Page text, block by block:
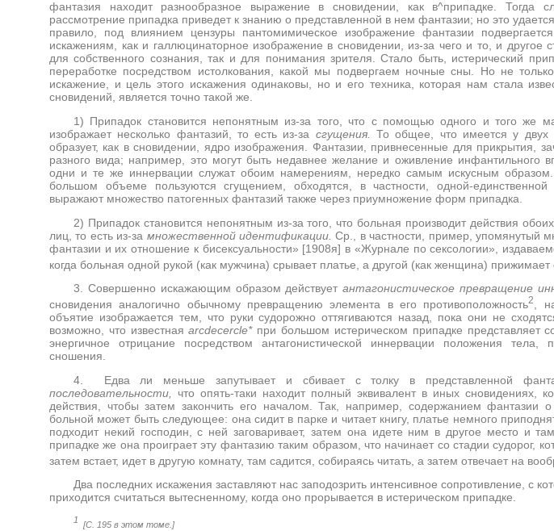
фантазия находит разнообразное выражение в сновидении, как в^припадке. Тогда
рассмотрение припадка приведет к знанию о представленной в нем фантазии; но это
правило, под влиянием цензуры пантомимическое изображение фантазии
искажениям, как и галлюцинаторное изображение в сновидении, из-за чего и то, и другое
для собственного сознания, так и для понимания зрителя. Стало быть, истерический
переработке посредством истолкования, какой мы подвергаем ночные сны. Но не
искажение, и цель этого искажения одинаковы, но и его техника, которая нам стала
сновидений, является точно такой же.
1) Припадок становится непонятным из-за того, что с помощью одного и того же
изображает несколько фантазий, то есть из-за сгущения.То общее, что имеется у двух
образует, как в сновидении, ядро изображения. Фантазии, привнесенные для прикрытия,
разного вида; например, это могут быть недавнее желание и оживление инфантильного
одни и те же иннервации служат обоим намерениям, нередко самым искусным
большом объеме пользуются сгущением, обходятся, в частности, одной-
выражают множество патогенных фантазий также через приумножение форм припадка.
2) Припадок становится непонятным из-за того, что больная производит действия
лиц, то есть из-за множественной идентификации.Ср., в частности, пример, упомянутый
фантазии и их отношение к бисексуальности» [1908я] в «Журнале по сексологии»,
когда больная одной рукой (как мужчина) срывает платье, а другой (как женщина) прижимает
3. Совершенно искажающим образом действуетантагонистическое превращение
сновидения аналогично обычному превращению элемента в его противоположность2
,
объятие изображается тем, что руки судорожно оттягиваются назад, пока они не
возможно, что известнаяarcdecercle* при большом истерическом припадке представляет
энергичное отрицание посредством антагонистической иннервации положения тела,
сношения.
4. Едва ли меньше запутывает и сбивает с толку в представленной
последовательности, что опять-таки находит полный эквивалент в иных сновидениях,
действия, чтобы затем закончить его началом. Так, например, содержанием фантазии о
больной может быть следующее: она сидит в парке и читает книгу, платье немного
подходит некий господин, с ней заговаривает, затем она идете ним в другое место и
припадке же она проиграет эту фантазию таким образом, что начинает со стадии судорог,
затем встает, идет в другую комнату, там садится, собираясь читать, а затем отвечает на
Два последних искажения заставляют нас заподозрить интенсивное сопротивление, с
приходится считаться вытесненному, когда оно прорывается в истерическом припадке.
1 [С. 195 в этом томе.]